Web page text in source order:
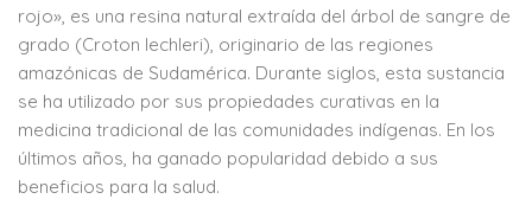
rojo», es una resina natural extraída del árbol de sangre de
grado (Croton lechleri), originario de las regiones
amazónicas de Sudamérica. Durante siglos, esta sustancia
se ha utilizado por sus propiedades curativas en la
medicina tradicional de las comunidades indígenas. En los
últimos años, ha ganado popularidad debido a sus
beneficios para la salud.